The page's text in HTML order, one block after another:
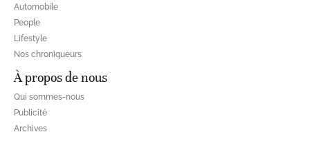
Automobile
People
Lifestyle
Nos chroniqueurs
À propos de nous
Qui sommes-nous
Publicité
Archives